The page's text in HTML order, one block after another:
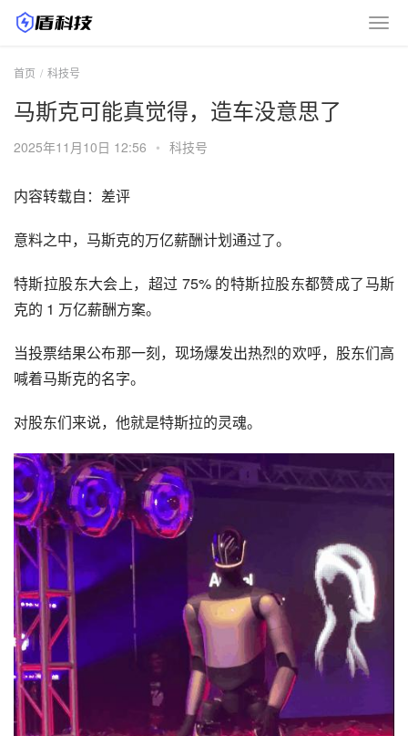
首页 科技号
马斯克可能真觉得，造车没意思了
2025年11月10日 12:56 • 科技号
内容转载自：差评
意料之中，马斯克的万亿薪酬计划通过了。
特斯拉股东大会上，超过 75% 的特斯拉股东都赞成了马斯
克的 1 万亿薪酬方案。
当投票结果公布那一刻，现场爆发出热烈的欢呼，股东们高
喊着马斯克的名字。
对股东们来说，他就是特斯拉的灵魂。